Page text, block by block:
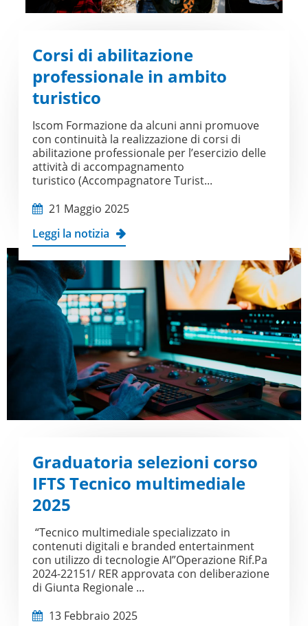
Corsi di abilitazione
professionale in ambito
turistico
Iscom Formazione da alcuni anni promuove
con continuità la realizzazione di corsi di
abilitazione professionale per l’esercizio delle
attività di accompagnamento
turistico (Accompagnatore Turist...
21 Maggio 2025
Leggi la notizia
Graduatoria selezioni corso
IFTS Tecnico multimediale
2025
“Tecnico multimediale specializzato in
contenuti digitali e branded entertainment
con utilizzo di tecnologie AI”Operazione Rif.Pa
2024-22151/ RER approvata con deliberazione
di Giunta Regionale ...
13 Febbraio 2025